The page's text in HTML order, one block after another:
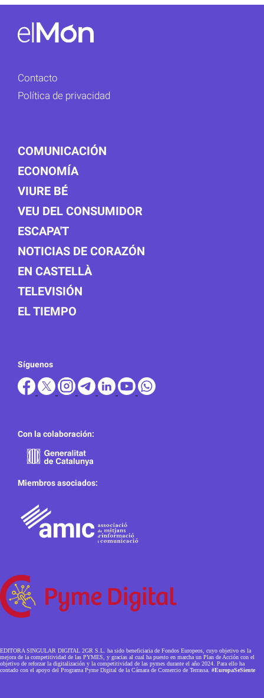
Contacto
Política de privacidad
COMUNICACIÓN
ECONOMÍA
VIURE BÉ
VEU DEL CONSUMIDOR
ESCAPA'T
NOTICIAS DE CORAZÓN
EN CASTELLÀ
TELEVISIÓN
EL TIEMPO
Síguenos
Con la colaboración:
Miembros asociados:
EDITORA SINGULAR DIGITAL 2GR S.L. ha sido beneficiaria de Fondos Europeos, cuyo objetivo es la
mejora de la competitividad de las PYMES, y gracias al cual ha puesto en marcha un Plan de Acción con el
objetivo de reforzar la digitalización y la competitividad de las pymes durante el año 2024. Para ello ha
contado con el apoyo del Programa Pyme Digital de la Cámara de Comercio de Terrassa. #EuropaSeSiente